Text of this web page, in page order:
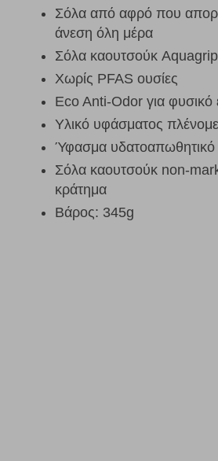
Σόλα από αφρό που
άνεση όλη μέρα
Σόλα καουτσούκ Aquagrip
Χωρίς PFAS ουσίες
Eco Anti-Odor για
Υλικό υφάσματος
Ύφασμα υδατοαπωθητικό
Σόλα καουτσούκ non-
κράτημα
Βάρος: 345g